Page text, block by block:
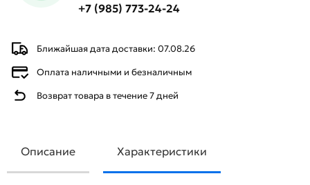
Ближайшая дата доставки: 07.08.26
Оплата наличными и безналичным
Возврат товара в течение 7 дней
+7 (985) 773-24-24
Описание Характеристики